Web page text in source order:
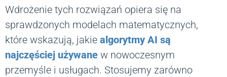
Wdrożenie tych rozwiązań opiera się na
sprawdzonych modelach matematycznych,
które wskazują, jakie algorytmy AI są
najczęściej używane w nowoczesnym
przemyśle i usługach. Stosujemy zarówno